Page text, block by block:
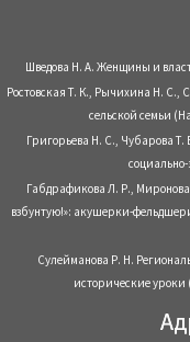
Шведова Н. А. Женщины и
Ростовская Т. К., Рычихина Н. С.,
сельской семьи
Григорьева Н. С., Чубарова
Габдрафикова Л. Р.,
взбунтую!»: акушерки-
Сулейманова Р. Н.
исторические